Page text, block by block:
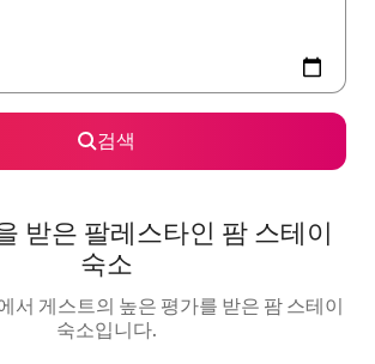
검색
받은 팔레스타인 팜 스테이
숙소
서 게스트의 높은 평가를 받은 팜 스테이
숙소입니다.